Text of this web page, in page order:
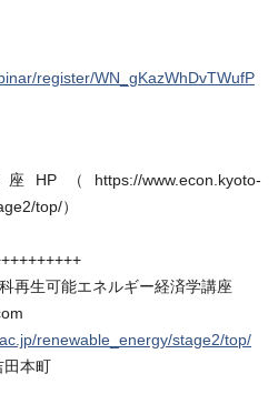
register/WN_gKazWhDvTWufP
（https://www.econ.kyoto-
top/）
再生可能エネルギー経済学講座
renewable_energy/stage2/top/
本町